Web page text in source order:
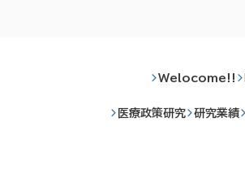
Welocome!!
医療政策研究 研究業績